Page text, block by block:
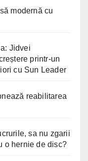
modernă cu
Jidvei
printr-un
cu Sun Leader
reabilitarea
sa nu zgarii
o hernie de disc?